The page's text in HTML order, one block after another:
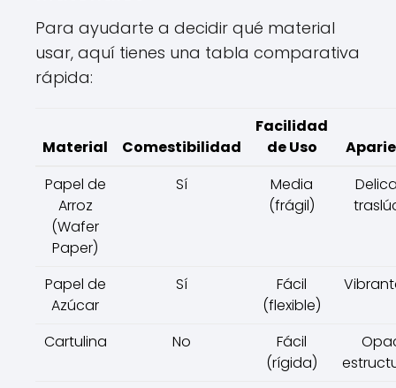
Para ayudarte a decidir qué material
usar, aquí tienes una tabla comparativa
rápida:
Material Comestibilidad
Facilidad
de Uso
Papel de
Arroz
(Wafer
Paper)
Sí
Media
(frágil)
Papel de
Azúcar
Sí
Fácil
(flexible)
Cartulina No
Fácil
(rígida)